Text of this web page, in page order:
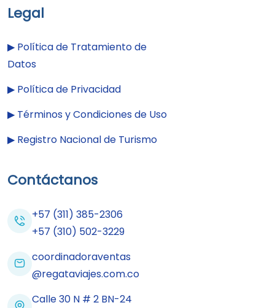
Legal
▶︎ Política de Tratamiento de
Datos
▶︎ Política de Privacidad
▶︎ Términos y Condiciones de Uso
▶︎ Registro Nacional de Turismo
Contáctanos
+57 (311) 385-2306
+57 (310) 502-3229
coordinadoraventas
@regataviajes.com.co
Calle 30 N # 2 BN-24